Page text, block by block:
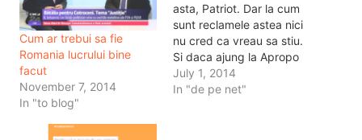
Cum ar trebui sa fie
Romania lucrului bine
facut
November 7, 2014
In "to blog"
asta, Patriot. Dar la cum
sunt reclamele astea nici
nu cred ca vreau sa stiu.
Si daca ajung la Apropo
Tv, reclamele astea ar
putea fi dezbatute cel
July 1, 2014
In "de pe net"